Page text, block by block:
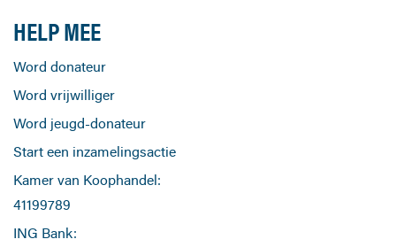
HELP MEE
Word donateur
Word vrijwilliger
Word jeugd-donateur
Start een inzamelingsactie
Kamer van Koophandel:
41199789
ING Bank: